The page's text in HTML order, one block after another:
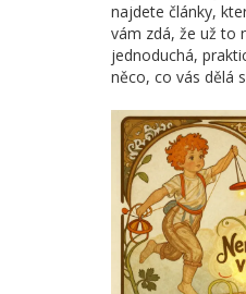
najdete články,
vám zdá, že už to
jednoduchá,
něco, co vás dělá